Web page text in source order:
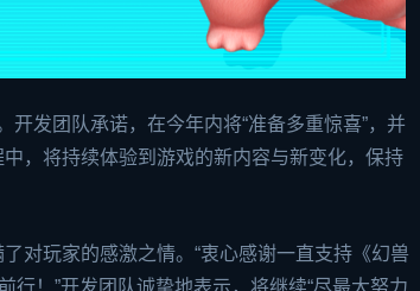
发团队承诺，在今年内将“准备多重惊喜”，并
，将持续体验到游戏的新内容与新变化，保持
对玩家的感激之情。“衷心感谢一直支持《幻兽
！”开发团队诚挚地表示，将继续“尽最大努力